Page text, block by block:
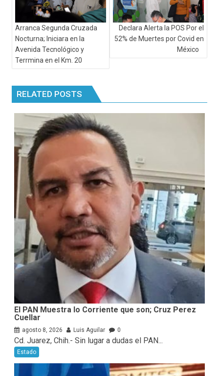
Arranca Segunda Cruzada
Nocturna; Iniciara en la
Avenida Tecnológico y
Terrmina en el Km. 20
Declara Alerta la POS Por el
52% de Muertes por Covid en
México
RELATED POSTS
El PAN Muestra lo Corriente que son; Cruz Perez
Cuellar
agosto 8, 2026 Luis Aguilar 0
Cd. Juarez, Chih.- Sin lugar a dudas el PAN...
Estado